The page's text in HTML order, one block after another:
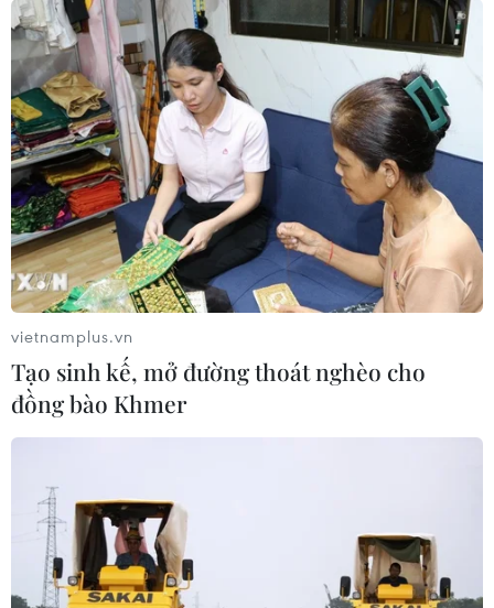
vietnamplus.vn
Tạo sinh kế, mở đường thoát nghèo cho
đồng bào Khmer